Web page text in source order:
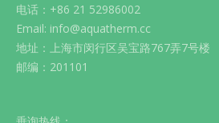
电话：+86 21 52986002
Email: info@aquatherm.cc
地址：上海市闵行区吴宝路767弄7号楼
邮编：201101